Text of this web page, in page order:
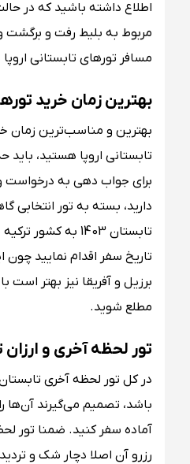
مربوط به بلیط رفت و برگشت
مسافر تورهای تابستانی
بهترین زمان خرید تورهای
بهترین و مناسب‌ترین زمان
برای جواب دهی به درخواست ویزای شما و حدودا 20 روز برای تعیین وقت
دارید، بسته به تور انتخابی
تاریخ سفر اقدام نمایید
برزیل و آفریقا نیز بهتر
مطلع شوید.
تور لحظه آخری و ارزان
در کل تور لحظه آخری
باشد، تصمیم می‌گیرند آن‌ها
آماده سفر کنید. ضمنا تور
رزرو آن اصلا دچار شک و